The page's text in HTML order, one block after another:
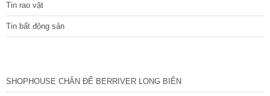
Tin rao vặt
Tin bất động sản
SHOPHOUSE CHÂN ĐẾ BERRIVER LONG BIÊN